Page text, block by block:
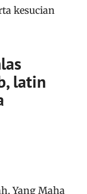
kesucian
latin
Yang Maha